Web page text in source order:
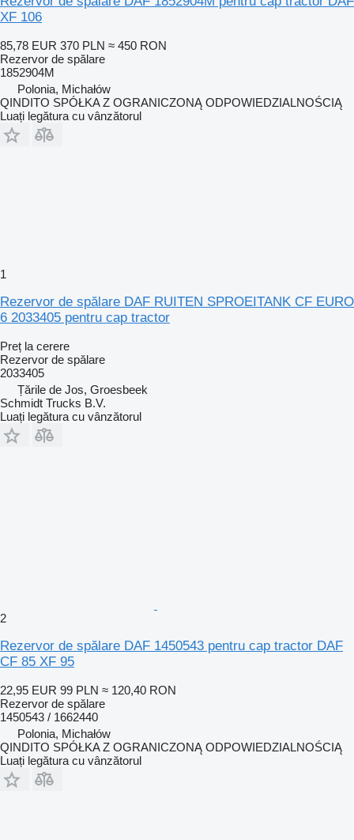
XF 106
85,78 EUR 370 PLN ≈ 450 RON
Rezervor de spălare
1852904M
Polonia, Michałów
QINDITO SPÓŁKA Z OGRANICZONĄ ODPOWIEDZIALNOŚCIĄ
Luați legătura cu vânzătorul
1
Rezervor de spălare DAF RUITEN SPROEITANK CF EURO
6 2033405 pentru cap tractor
Preț la cerere
Rezervor de spălare
2033405
Țările de Jos, Groesbeek
Schmidt Trucks B.V.
Luați legătura cu vânzătorul
2
Rezervor de spălare DAF 1450543 pentru cap tractor DAF
CF 85 XF 95
22,95 EUR 99 PLN ≈ 120,40 RON
Rezervor de spălare
1450543 / 1662440
Polonia, Michałów
QINDITO SPÓŁKA Z OGRANICZONĄ ODPOWIEDZIALNOŚCIĄ
Luați legătura cu vânzătorul